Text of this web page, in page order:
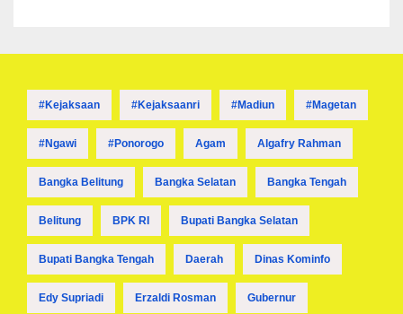
#kejaksaan #kejaksaanri #madiun #magetan
#ngawi #ponorogo Agam Algafry Rahman
Bangka Belitung Bangka Selatan Bangka Tengah
Belitung BPK RI Bupati Bangka Selatan
Bupati Bangka Tengah Daerah Dinas Kominfo
Edy Supriadi Erzaldi Rosman Gubernur